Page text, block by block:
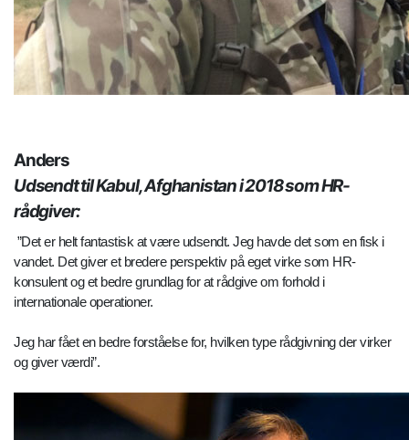
Anders
Udsendt til Kabul, Afghanistan i 2018 som HR-
rådgiver:
”Det er helt fantastisk at være udsendt. Jeg havde det som en fisk i
vandet. Det giver et bredere perspektiv på eget virke som HR-
konsulent og et bedre grundlag for at rådgive om forhold i
internationale operationer.
Jeg har fået en bedre forståelse for, hvilken type rådgivning der virker
og giver værdi”.